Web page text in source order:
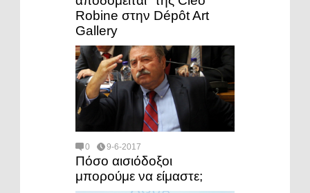
Robine στην Dépôt Art
Gallery
0 9-6-2017
Πόσο αισιόδοξοι
μπορούμε να είμαστε;